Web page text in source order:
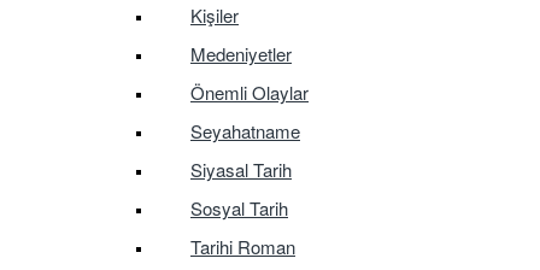
Kişiler
Medeniyetler
Önemli Olaylar
Seyahatname
Siyasal Tarih
Sosyal Tarih
Tarihi Roman